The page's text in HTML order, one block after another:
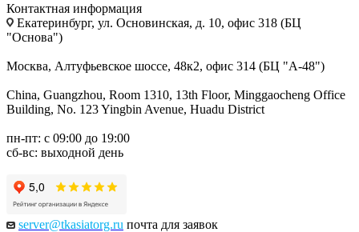
Контактная информация
Екатеринбург, ул. Основинская, д. 10, офис 318 (БЦ
"Основа")
Москва, Алтуфьевское шоссе, 48к2, офис 314 (БЦ "А-48")
China, Guangzhou, Room 1310, 13th Floor, Minggaocheng Office
Building, No. 123 Yingbin Avenue, Huadu District
пн-пт: с 09:00 до 19:00
сб-вс: выходной день
server@tkasiatorg.ru почта для заявок